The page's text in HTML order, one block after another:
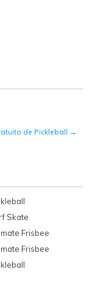
de Pickleball →
Skate
Frisbee
Frisbee